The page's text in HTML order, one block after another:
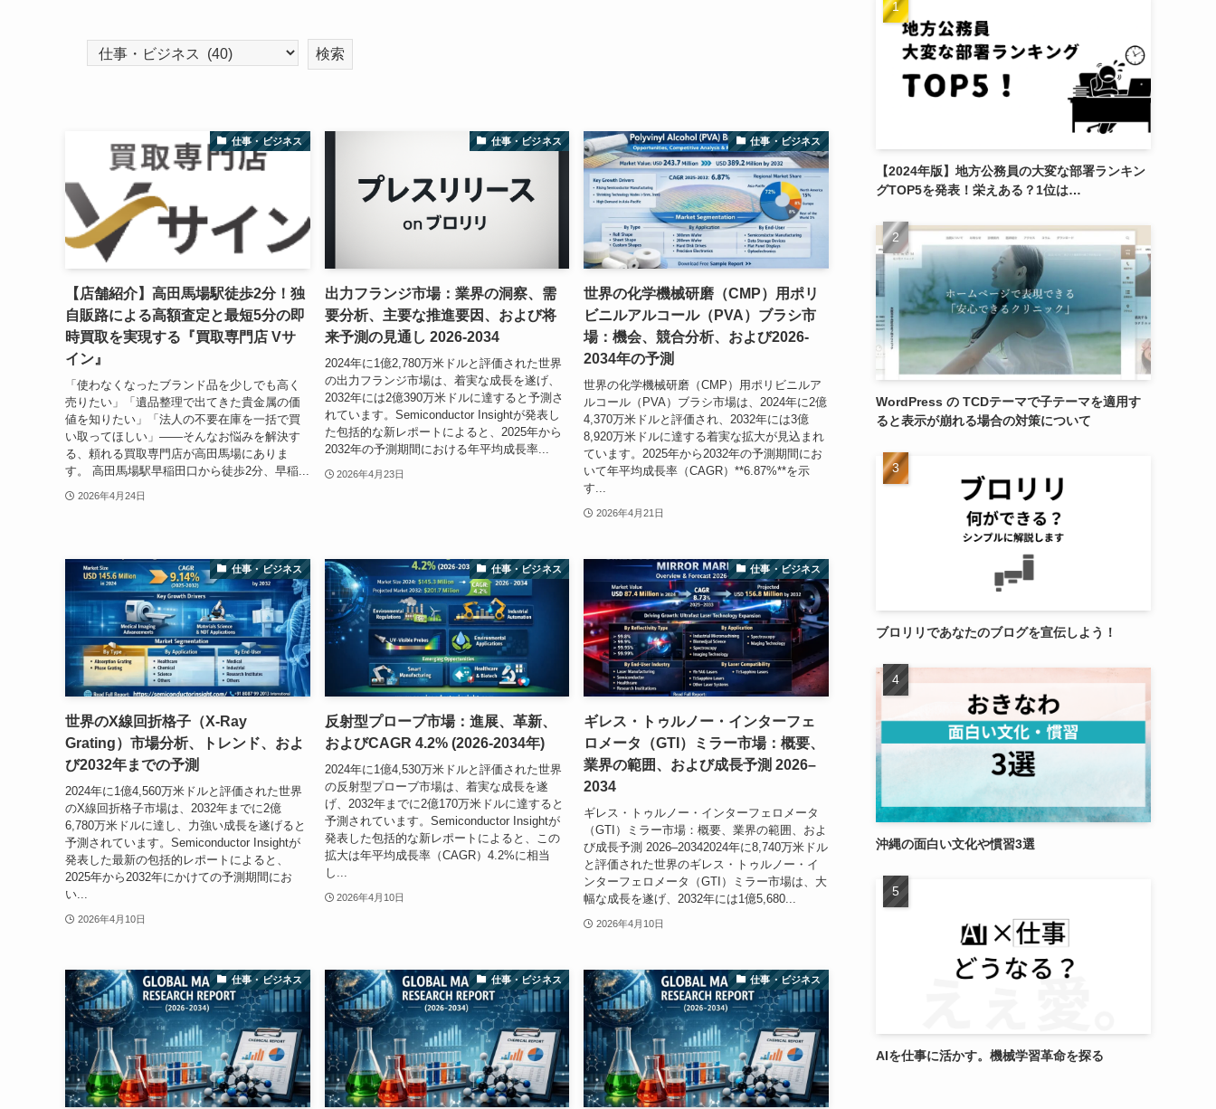
仕事・ビジネス
【店舗紹介】高田馬場駅徒歩2分！独
自販路による高額査定と最短5分の即
時買取を実現する『買取専門店 Vサ
イン』
「使わなくなったブランド品を少しでも高く
売りたい」「遺品整理で出てきた貴金属の価
値を知りたい」「法人の不要在庫を一括で買
い取ってほしい」——そんなお悩みを解決す
る、頼れる買取専門店が高田馬場にありま
す。 高田馬場駅早稲田口から徒歩2分、早稲...
2026年4月24日
仕事・ビジネス
出力フランジ市場：業界の洞察、需
要分析、主要な推進要因、および将
来予測の見通し 2026-2034
2024年に1億2,780万米ドルと評価された世界
の出力フランジ市場は、着実な成長を遂げ、
2032年には2億390万米ドルに達すると予測さ
れています。Semiconductor Insightが発表し
た包括的な新レポートによると、2025年から
2032年の予測期間における年平均成長率...
2026年4月23日
仕事・ビジネス
世界の化学機械研磨（CMP）用ポリ
ビニルアルコール（PVA）ブラシ市
場：機会、競合分析、および2026-
2034年の予測
世界の化学機械研磨（CMP）用ポリビニルア
ルコール（PVA）ブラシ市場は、2024年に2億
4,370万米ドルと評価され、2032年には3億
8,920万米ドルに達する着実な拡大が見込まれ
ています。2025年から2032年の予測期間にお
いて年平均成長率（CAGR）**6.87%**を示
す...
2026年4月21日
仕事・ビジネス
世界のX線回折格子（X-Ray
Grating）市場分析、トレンド、およ
び2032年までの予測
2024年に1億4,560万米ドルと評価された世界
のX線回折格子市場は、2032年までに2億
6,780万米ドルに達し、力強い成長を遂げると
予測されています。Semiconductor Insightが
発表した最新の包括的レポートによると、
2025年から2032年にかけての予測期間にお
い...
2026年4月10日
仕事・ビジネス
反射型プローブ市場：進展、革新、
およびCAGR 4.2% (2026-2034年)
2024年に1億4,530万米ドルと評価された世界
の反射型プローブ市場は、着実な成長を遂
げ、2032年までに2億170万米ドルに達すると
予測されています。Semiconductor Insightが
発表した包括的な新レポートによると、この
拡大は年平均成長率（CAGR）4.2%に相当
し...
2026年4月10日
仕事・ビジネス
ギレス・トゥルノー・インターフェ
ロメータ（GTI）ミラー市場：概要、
業界の範囲、および成長予測 2026–
2034
ギレス・トゥルノー・インターフェロメータ
（GTI）ミラー市場：概要、業界の範囲、およ
び成長予測 2026–20342024年に8,740万米ドル
と評価された世界のギレス・トゥルノー・イ
ンターフェロメータ（GTI）ミラー市場は、大
幅な成長を遂げ、2032年には1億5,680...
2026年4月10日
仕事・ビジネス 仕事・ビジネス 仕事・ビジネス
【2024年版】地方公務員の大変な部署ランキン
グTOP5を発表！栄えある？1位は…
WordPress の TCDテーマで子テーマを適用す
ると表示が崩れる場合の対策について
ブロリリであなたのブログを宣伝しよう！
沖縄の面白い文化や慣習3選
AIを仕事に活かす。機械学習革命を探る